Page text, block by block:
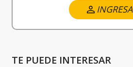
INGRESA
TE PUEDE INTERESAR